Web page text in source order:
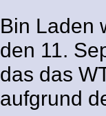
Bin Laden
den 11.
das das
aufgrund